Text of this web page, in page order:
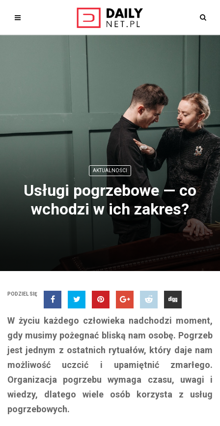
AKTUALNOŚCI
Usługi pogrzebowe — co
wchodzi w ich zakres?
PODZIEL SIĘ
W życiu każdego człowieka nadchodzi moment,
gdy musimy pożegnać bliską nam osobę. Pogrzeb
jest jednym z ostatnich rytuałów, który daje nam
możliwość uczcić i upamiętnić zmarłego.
Organizacja pogrzebu wymaga czasu, uwagi i
wiedzy, dlatego wiele osób korzysta z usług
pogrzebowych.